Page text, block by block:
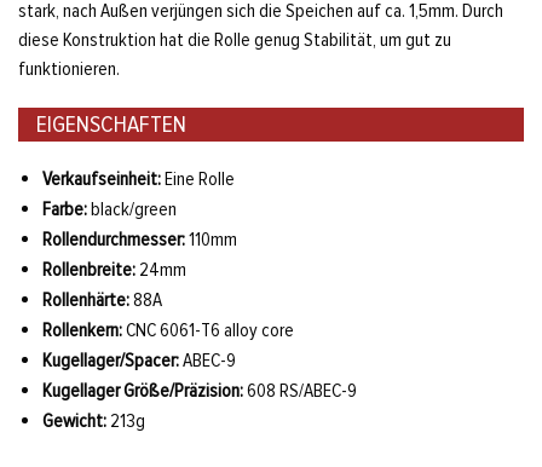
stark, nach Außen verjüngen sich die Speichen auf ca. 1,5mm. Durch
diese Konstruktion hat die Rolle genug Stabilität, um gut zu
funktionieren.
EIGENSCHAFTEN
Verkaufseinheit:Eine Rolle
Farbe:black/green
Rollendurchmesser:110mm
Rollenbreite: 24mm
Rollenhärte:88A
Rollenkern:CNC 6061-T6 alloy core
Kugellager/Spacer:ABEC-9
Kugellager Größe/Präzision:608 RS/ABEC-9
Gewicht: 213g